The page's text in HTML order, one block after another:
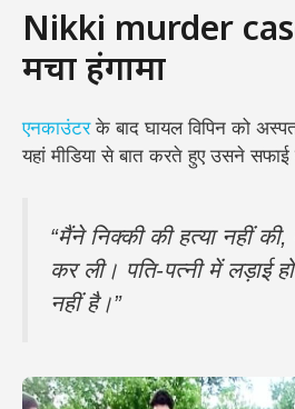
Nikki murder
मचा हंगामा
एनकाउंटरके बाद घायल विपिन को
यहां मीडिया से बात करते हुए उसने सफाई
“मैंने निक्की की हत्या नहीं
कर ली। पति-पत्नी में लड़ाई
नहीं है।”